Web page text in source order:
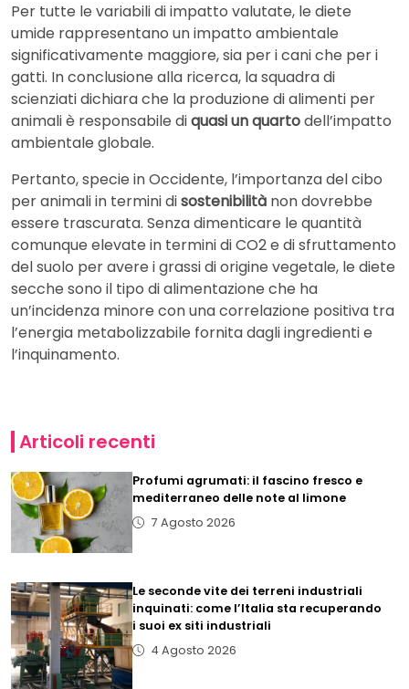
Per tutte le variabili di impatto valutate, le diete
umide rappresentano un impatto ambientale
significativamente maggiore, sia per i cani che per i
gatti. In conclusione alla ricerca, la squadra di
scienziati dichiara che la produzione di alimenti per
animali è responsabile diquasi un quartodell’impatto
ambientale globale.
Pertanto, specie in Occidente, l’importanza del cibo
per animali in termini disostenibilità non dovrebbe
essere trascurata. Senza dimenticare le quantità
comunque elevate in termini di CO2 e di sfruttamento
del suolo per avere i grassi di origine vegetale, le diete
secche sono il tipo di alimentazione che ha
un’incidenza minore con una correlazione positiva tra
l’energia metabolizzabile fornita dagli ingredienti e
l’inquinamento.
Articoli recenti
Profumi agrumati: il fascino fresco e
mediterraneo delle note al limone
7 Agosto 2026
Le seconde vite dei terreni industriali
inquinati: come l’Italia sta recuperando
i suoi ex siti industriali
4 Agosto 2026